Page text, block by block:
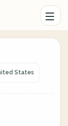
States